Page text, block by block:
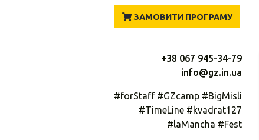
ЗАМОВИТИ ПРОГРАМУ
+38 067 945-34-79
info@gz.in.ua
#forStaff #GZcamp #BigMisli
#TimeLine #kvadrat127
#laMancha #Fest